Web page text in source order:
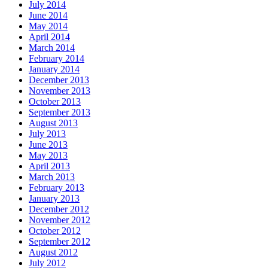
July 2014
June 2014
May 2014
April 2014
March 2014
February 2014
January 2014
December 2013
November 2013
October 2013
September 2013
August 2013
July 2013
June 2013
May 2013
April 2013
March 2013
February 2013
January 2013
December 2012
November 2012
October 2012
September 2012
August 2012
July 2012